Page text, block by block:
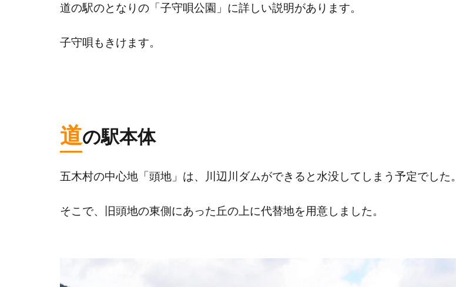
道の駅のとなりの「子守唄公園」に詳しい説明があります。
子守唄もきけます。
道の駅本体
五木村の中心地「頭地」は、川辺川ダムができると水没してしまう予定でした。
そこで、旧頭地の東側にあった丘の上に代替地を用意しました。